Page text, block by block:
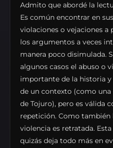
Admito que abordé la
Es común encontrar en
violaciones o vejaciones a
los argumentos a veces
manera poco disimulada.
algunos casos el abuso o
importante de la historia
de un contexto (como una
de Tojuro), pero es válida
repetición. Como también
violencia es retratada.
quizás deja todo más en